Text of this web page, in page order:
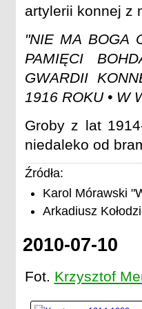
artylerii konnej z
"NIE MA BOGA
PAMIĘCI
GWARDII
1916 ROKU • W
Groby z lat
niedaleko od
Źródła:
Karol Mórawski
Arkadiusz
2010-07-10
Fot. Krzysztof